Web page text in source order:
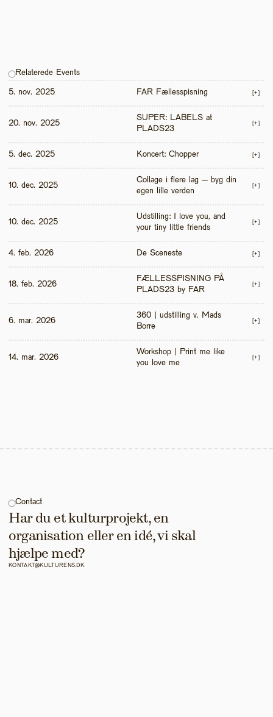
Relaterede Events
5. nov. 2025 FAR Fællesspisning [+]
20. nov. 2025
SUPER: LABELS at
PLADS23
[+]
5. dec. 2025 Koncert: Chopper [+]
10. dec. 2025
Collage i flere lag – byg din
egen lille verden
[+]
10. dec. 2025
Udstilling: I love you, and
your tiny little friends
[+]
4. feb. 2026 De Sceneste [+]
18. feb. 2026
FÆLLESSPISNING PÅ
PLADS23 by FAR
[+]
6. mar. 2026
360 | udstilling v. Mads
Borre
[+]
14. mar. 2026
Workshop | Print me like
you love me
[+]
Contact
Har du et kulturprojekt, en
organisation eller en idé, vi skal
hjælpe med?
KONTAKT@KULTURENS.DK